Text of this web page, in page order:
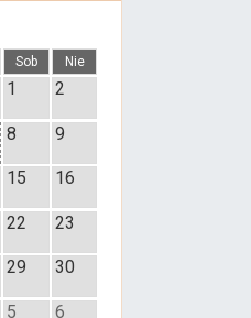
Sob Nie
1 2
8 9
15 16
22 23
29 30
5 6